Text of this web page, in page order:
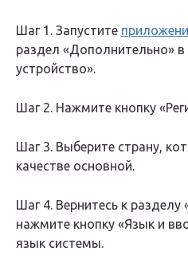
Шаг 1. Запустите
раздел «Дополнительно» в
устройство».
Шаг 2. Нажмите кнопку
Шаг 3. Выберите страну,
качестве основной.
Шаг 4. Вернитесь к
нажмите кнопку «Язык и
язык системы.